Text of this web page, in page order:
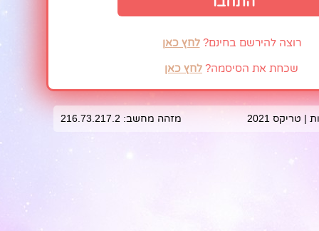
רוצה להירשם בחינם?לחץ כאן
שכחת את הסיסמה? לחץ כאן
טריקס 2021 מזהה מחשב: 216.73.217.2